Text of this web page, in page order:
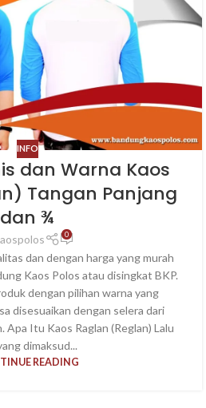
INFO
dan Warna Kaos
Tangan Panjang
dan ¾
0
dan dengan harga yang murah
Kaos Polos atau disingkat BKP.
dengan pilihan warna yang
disesuaikan dengan selera dari
Apa Itu Kaos Raglan (Reglan) Lalu
dimaksud...
READING